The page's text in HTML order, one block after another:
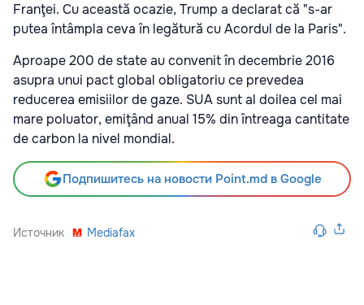
Franţei. Cu această ocazie, Trump a declarat că "s-ar
putea întâmpla ceva în legătură cu Acordul de la Paris".
Aproape 200 de state au convenit în decembrie 2016
asupra unui pact global obligatoriu ce prevedea
reducerea emisiilor de gaze. SUA sunt al doilea cel mai
mare poluator, emiţând anual 15% din întreaga cantitate
de carbon la nivel mondial.
Подпишитесь на новости Point.md в Google
Источник Mediafax